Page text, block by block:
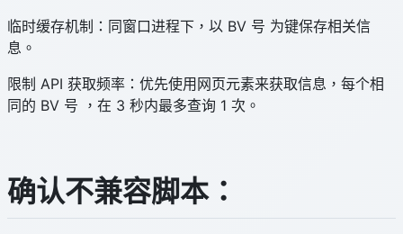
临时缓存机制：同窗口进程下，以 BV 号 为键保存相关信
息。
限制 API 获取频率：优先使用网页元素来获取信息，每个相
同的 BV 号 ，在 3 秒内最多查询 1 次。
确认不兼容脚本：